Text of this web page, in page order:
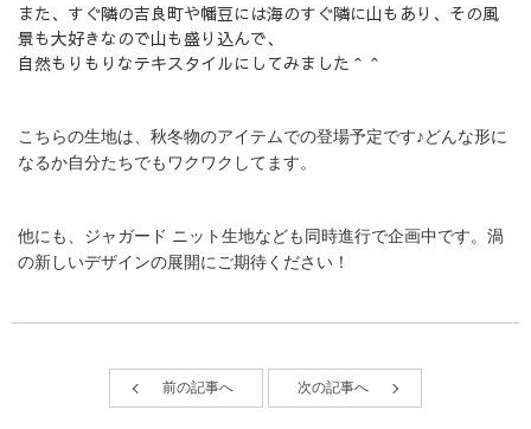
また、すぐ隣の吉良町や幡豆には海のすぐ隣に山もあり、その風
景も大好きなので山も盛り込んで、
自然もりもりなテキスタイルにしてみました＾＾
こちらの生地は、秋冬物のアイテムでの登場予定です♪どんな形に
なるか自分たちでもワクワクしてます。
他にも、ジャガード ニット生地なども同時進行で企画中です。 渦
の新しいデザインの展開にご期待ください！
前の記事へ 次の記事へ